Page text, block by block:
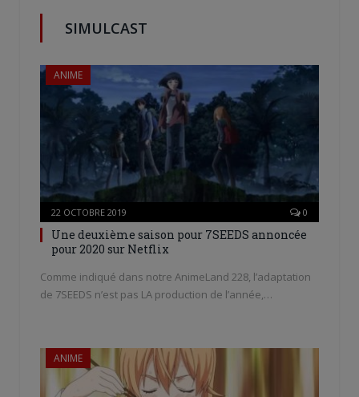
SIMULCAST
ANIME
22 OCTOBRE 2019 0
Une deuxième saison pour 7SEEDS annoncée
pour 2020 sur Netflix
Comme indiqué dans notre AnimeLand 228, l’adaptation
de 7SEEDS n’est pas LA production de l’année,…
ANIME